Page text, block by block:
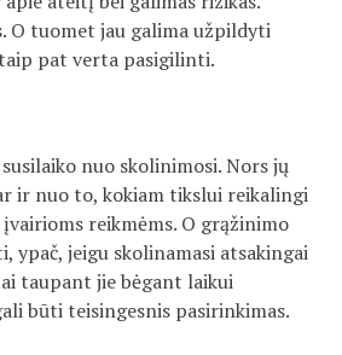
O tuomet jau galima užpildyti
pat verta pasigilinti.
nuo skolinimosi. Nors jų
ir nuo to, kokiam tikslui reikalingi
reikmėms. O grąžinimo
jeigu skolinamasi atsakingai
taupant jie bėgant laikui
būti teisingesnis pasirinkimas.